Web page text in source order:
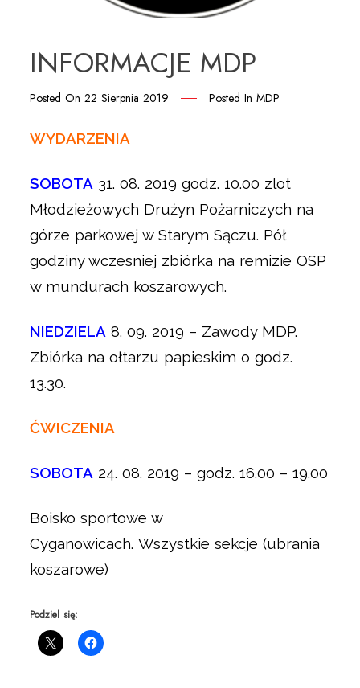
INFORMACJE MDP
Posted On22 Sierpnia 2019 Posted InMDP
WYDARZENIA
SOBOTA 31. 08. 2019 godz. 10.00 zlot
Młodzieżowych Drużyn Pożarniczych na
górze parkowej w Starym Sączu. Pół
godziny wczesniej zbiórka na remizie OSP
w mundurach koszarowych.
NIEDZIELA 8. 09. 2019 – Zawody MDP.
Zbiórka na ołtarzu papieskim o godz.
13.30.
ĆWICZENIA
SOBOTA 24. 08. 2019 – godz. 16.00 – 19.00
Boisko sportowe w
Cyganowicach. Wszystkie sekcje (ubrania
koszarowe)
Podziel się: